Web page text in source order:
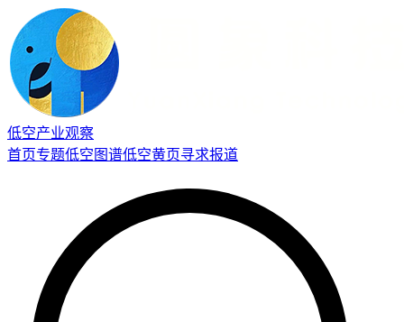
低空产业观察
首页专题低空图谱低空黄页寻求报道